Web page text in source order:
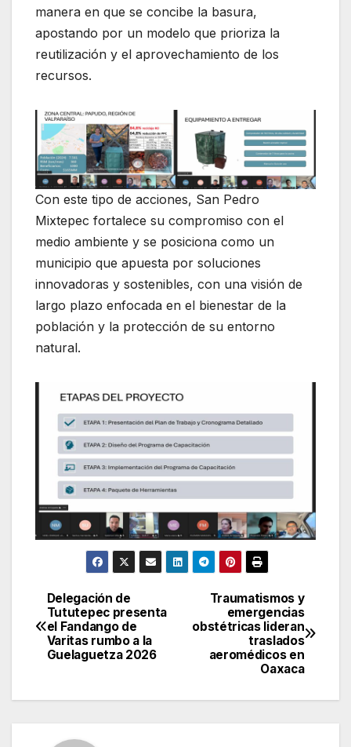
manera en que se concibe la basura,
apostando por un modelo que prioriza la
reutilización y el aprovechamiento de los
recursos.
Con este tipo de acciones, San Pedro
Mixtepec fortalece su compromiso con el
medio ambiente y se posiciona como un
municipio que apuesta por soluciones
innovadoras y sostenibles, con una visión de
largo plazo enfocada en el bienestar de la
población y la protección de su entorno
natural.
Navegación
de
entradas
Traumatismos y
emergencias
obstétricas lideran
traslados
aeromédicos en
Oaxaca
Delegación de
Tututepec presenta
el Fandango de
Varitas rumbo a la
Guelaguetza 2026